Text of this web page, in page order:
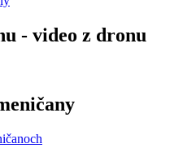
- video z dronu